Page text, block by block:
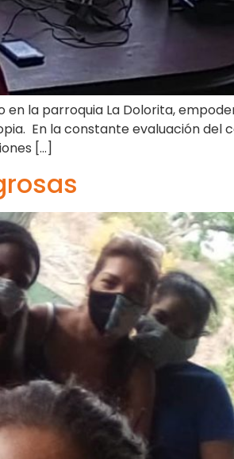
la parroquia La Dolorita,
En la constante evaluación
[…]